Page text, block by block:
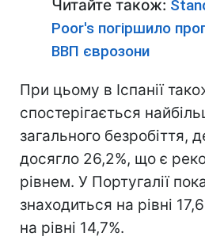
Читайте також:
Рoor's погіршило
ВВП єврозони
При цьому в Іспанії
спостерігається
загального безробіття,
досягло 26,2%, що є
рівнем. У Португалії
знаходиться на рівні
на рівні 14,7%.